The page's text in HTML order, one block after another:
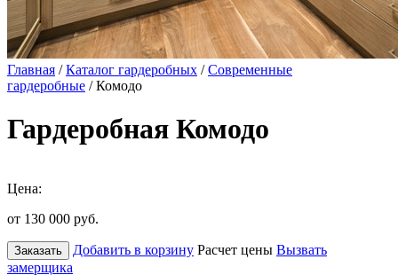
Главная /Каталог гардеробных /Современные
гардеробные / Комодо
Гардеробная Комодо
Цена:
от 130 000 руб.
Заказать Добавить в корзину Расчет цены Вызвать
замерщика